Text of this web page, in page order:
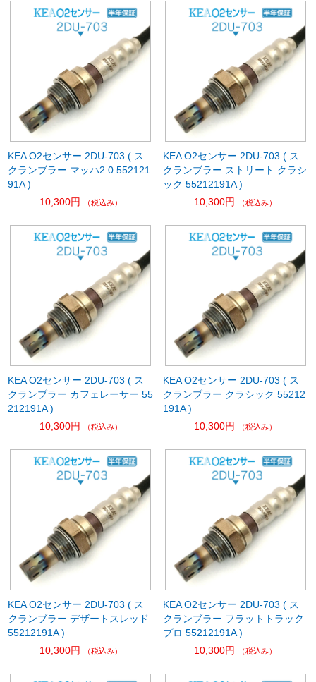
KEA O2センサー 2DU-703 ( ス
クランブラー マッハ2.0 552121
91A )
10,300円
（税込み）
KEA O2センサー 2DU-703 ( ス
クランブラー ストリート クラシ
ック 55212191A )
10,300円
（税込み）
KEA O2センサー 2DU-703 ( ス
クランブラー カフェレーサー 55
212191A )
10,300円
（税込み）
KEA O2センサー 2DU-703 ( ス
クランブラー クラシック 55212
191A )
10,300円
（税込み）
KEA O2センサー 2DU-703 ( ス
クランブラー デザートスレッド
55212191A )
10,300円
（税込み）
KEA O2センサー 2DU-703 ( ス
クランブラー フラットトラック
プロ 55212191A )
10,300円
（税込み）